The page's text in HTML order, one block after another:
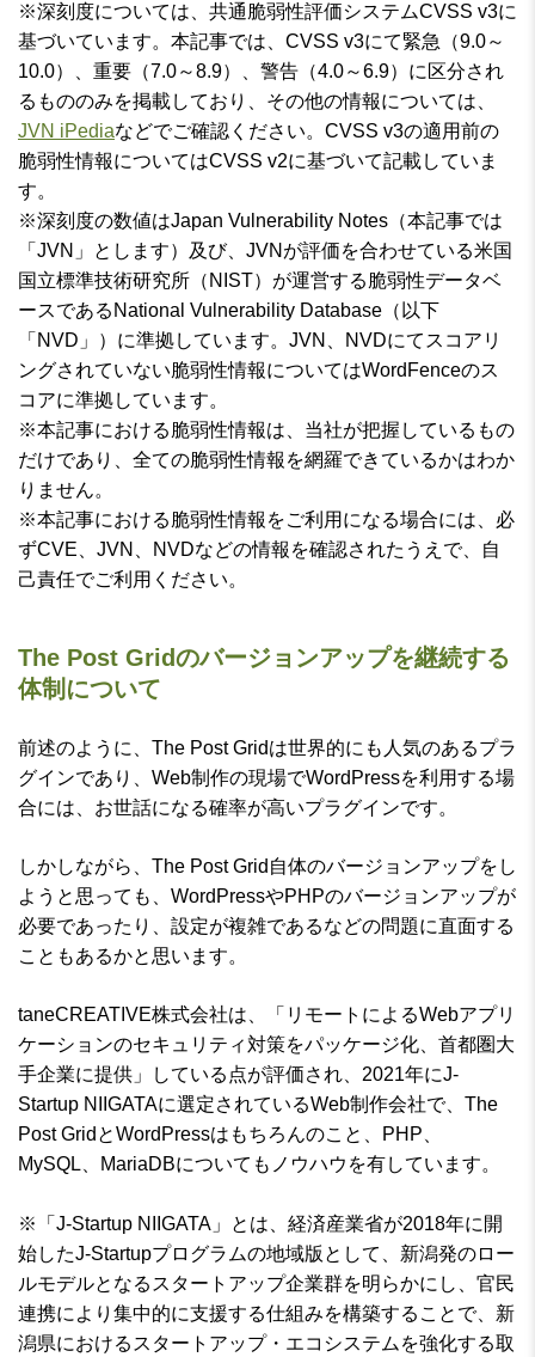
※深刻度については、共通脆弱性評価システムCVSS v3に
基づいています。本記事では、CVSS v3にて緊急（9.0～
10.0）、重要（7.0～8.9）、警告（4.0～6.9）に区分され
るもののみを掲載しており、その他の情報については、
JVN iPediaなどでご確認ください。CVSS v3の適用前の
脆弱性情報についてはCVSS v2に基づいて記載していま
す。
※深刻度の数値はJapan Vulnerability Notes（本記事では
「JVN」とします）及び、JVNが評価を合わせている米国
国立標準技術研究所（NIST）が運営する脆弱性データベ
ースであるNational Vulnerability Database（以下
「NVD」）に準拠しています。JVN、NVDにてスコアリ
ングされていない脆弱性情報についてはWordFenceのス
コアに準拠しています。
※本記事における脆弱性情報は、当社が把握しているもの
だけであり、全ての脆弱性情報を網羅できているかはわか
りません。
※本記事における脆弱性情報をご利用になる場合には、必
ずCVE、JVN、NVDなどの情報を確認されたうえで、自
己責任でご利用ください。
The Post Gridのバージョンアップを継続する
体制について
前述のように、The Post Gridは世界的にも人気のあるプラ
グインであり、Web制作の現場でWordPressを利用する場
合には、お世話になる確率が高いプラグインです。
しかしながら、The Post Grid自体のバージョンアップをし
ようと思っても、WordPressやPHPのバージョンアップが
必要であったり、設定が複雑であるなどの問題に直面する
こともあるかと思います。
taneCREATIVE株式会社は、「リモートによるWebアプリ
ケーションのセキュリティ対策をパッケージ化、首都圏大
手企業に提供」している点が評価され、2021年にJ-
Startup NIIGATAに選定されているWeb制作会社で、The
Post GridとWordPressはもちろんのこと、PHP、
MySQL、MariaDBについてもノウハウを有しています。
※「J-Startup NIIGATA」とは、経済産業省が2018年に開
始したJ-Startupプログラムの地域版として、新潟発のロー
ルモデルとなるスタートアップ企業群を明らかにし、官民
連携により集中的に支援する仕組みを構築することで、新
潟県におけるスタートアップ・エコシステムを強化する取